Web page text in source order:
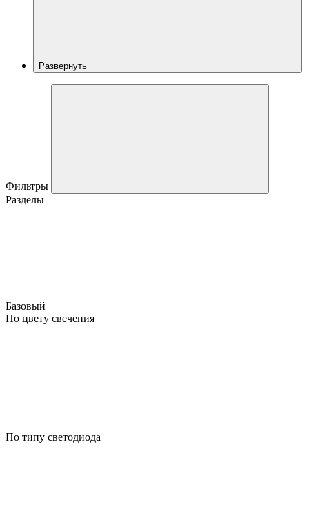
Развернуть
Фильтры
Разделы
Базовый
По цвету свечения
По типу светодиода